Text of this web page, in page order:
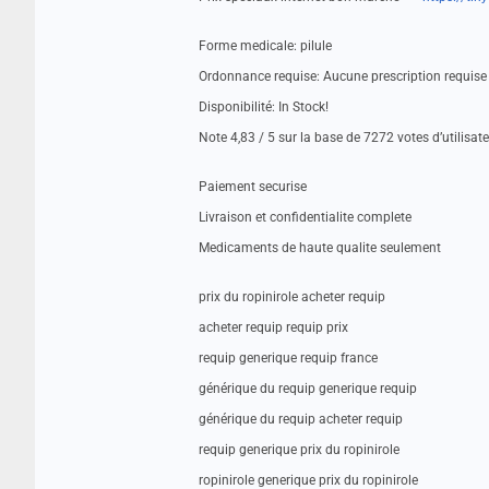
Forme medicale: pilule
Ordonnance requise: Aucune prescription requise
Disponibilité: In Stock!
Note 4,83 / 5 sur la base de 7272 votes
Paiement securise
Livraison et confidentialite complete
Medicaments de haute qualite seulement
prix du ropinirole acheter requip
acheter requip requip prix
requip generique requip france
générique du requip generique requip
générique du requip acheter requip
requip generique prix du ropinirole
ropinirole generique prix du ropinirole